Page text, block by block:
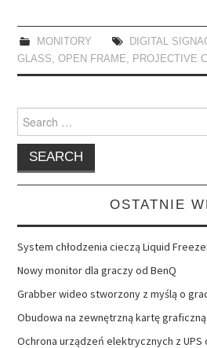
MONITORY DIGITAL
GLASS,OPEN FRAME, PROJECTIVE
Search
for:
OSTATNIE
System chłodzenia cieczą Liquid
Nowy monitor dla graczy od BenQ
Grabber wideo stworzony z myślą o
Obudowa na zewnętrzną kartę graficzną
Ochrona urządzeń elektrycznych z UPS